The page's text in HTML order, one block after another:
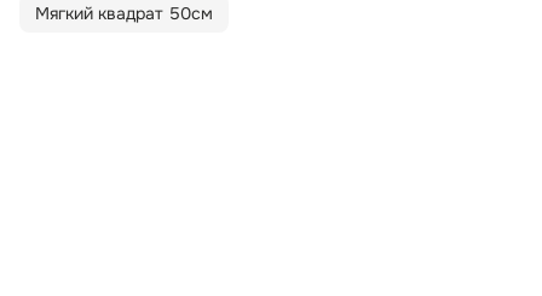
Мягкий квадрат 50см